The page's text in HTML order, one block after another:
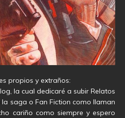
propios y extraños:
la cual dedicaré a subir Relatos
saga o Fan Fiction como llaman
cariño como siempre y espero